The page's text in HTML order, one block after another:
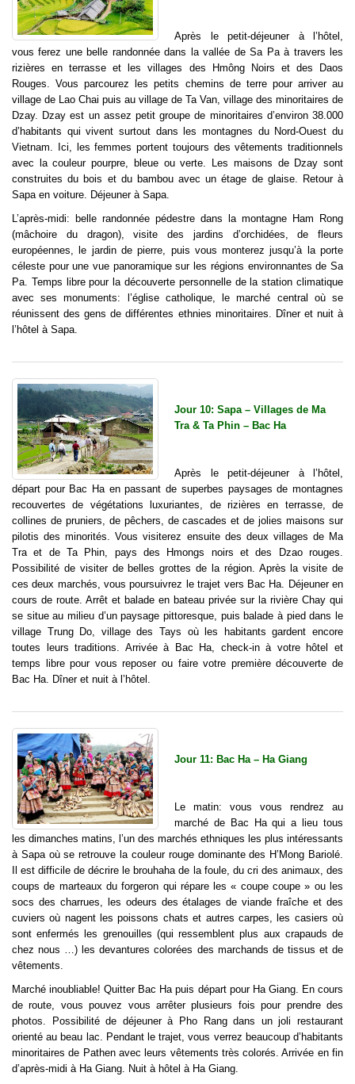
Après le petit-déjeuner à l’hôtel,
vous ferez une belle randonnée dans la vallée de Sa Pa à travers les
rizières en terrasse et les villages des Hmông Noirs et des Daos
Rouges. Vous parcourez les petits chemins de terre pour arriver au
village de Lao Chai puis au village de Ta Van, village des minoritaires de
Dzay. Dzay est un assez petit groupe de minoritaires d’environ 38.000
d’habitants qui vivent surtout dans les montagnes du Nord-Ouest du
Vietnam. Ici, les femmes portent toujours des vêtements traditionnels
avec la couleur pourpre, bleue ou verte. Les maisons de Dzay sont
construites du bois et du bambou avec un étage de glaise. Retour à
Sapa en voiture. Déjeuner à Sapa.
L’après-midi: belle randonnée pédestre dans la montagne Ham Rong
(mâchoire du dragon), visite des jardins d’orchidées, de fleurs
européennes, le jardin de pierre, puis vous monterez jusqu’à la porte
céleste pour une vue panoramique sur les régions environnantes de Sa
Pa. Temps libre pour la découverte personnelle de la station climatique
avec ses monuments: l’église catholique, le marché central où se
réunissent des gens de différentes ethnies minoritaires. Dîner et nuit à
l’hôtel à Sapa.
Jour 10: Sapa – Villages de Ma
Tra & Ta Phin – Bac Ha
Après le petit-déjeuner à l’hôtel,
départ pour Bac Ha en passant de superbes paysages de montagnes
recouvertes de végétations luxuriantes, de rizières en terrasse, de
collines de pruniers, de pêchers, de cascades et de jolies maisons sur
pilotis des minorités. Vous visiterez ensuite des deux villages de Ma
Tra et de Ta Phin, pays des Hmongs noirs et des Dzao rouges.
Possibilité de visiter de belles grottes de la région. Après la visite de
ces deux marchés, vous poursuivrez le trajet vers Bac Ha. Déjeuner en
cours de route. Arrêt et balade en bateau privée sur la rivière Chay qui
se situe au milieu d’un paysage pittoresque, puis balade à pied dans le
village Trung Do, village des Tays où les habitants gardent encore
toutes leurs traditions. Arrivée à Bac Ha, check-in à votre hôtel et
temps libre pour vous reposer ou faire votre première découverte de
Bac Ha. Dîner et nuit à l’hôtel.
Jour 11: Bac Ha – Ha Giang
Le matin: vous vous rendrez au
marché de Bac Ha qui a lieu tous
les dimanches matins, l’un des marchés ethniques les plus intéressants
à Sapa où se retrouve la couleur rouge dominante des H’Mong Bariolé.
Il est difficile de décrire le brouhaha de la foule, du cri des animaux, des
coups de marteaux du forgeron qui répare les « coupe coupe » ou les
socs des charrues, les odeurs des étalages de viande fraîche et des
cuviers où nagent les poissons chats et autres carpes, les casiers où
sont enfermés les grenouilles (qui ressemblent plus aux crapauds de
chez nous …) les devantures colorées des marchands de tissus et de
vêtements.
Marché inoubliable! Quitter Bac Ha puis départ pour Ha Giang. En cours
de route, vous pouvez vous arrêter plusieurs fois pour prendre des
photos. Possibilité de déjeuner à Pho Rang dans un joli restaurant
orienté au beau lac. Pendant le trajet, vous verrez beaucoup d’habitants
minoritaires de Pathen avec leurs vêtements très colorés. Arrivée en fin
d’après-midi à Ha Giang. Nuit à hôtel à Ha Giang.